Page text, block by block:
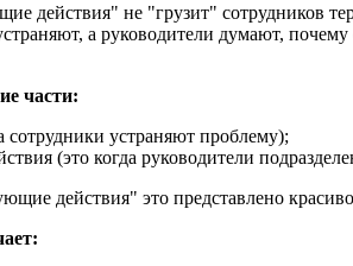
действия" не "грузит" сотрудников
а руководители думают,
части:
сотрудники устраняют проблему);
(это когда руководители
действия" это представлено